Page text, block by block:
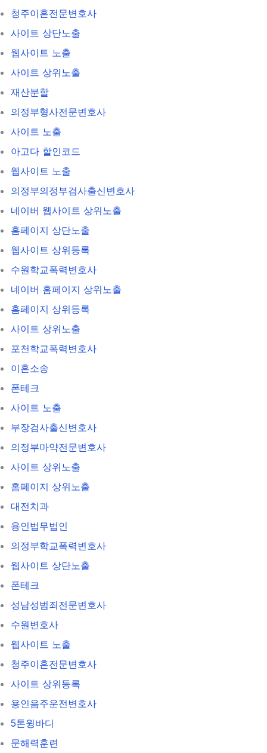
청주이혼전문변호사
사이트 상단노출
웹사이트 노출
사이트 상위노출
재산분할
의정부형사전문변호사
사이트 노출
아고다 할인코드
웹사이트 노출
의정부의정부검사출신변호사
네이버 웹사이트 상위노출
홈페이지 상단노출
웹사이트 상위등록
수원학교폭력변호사
네이버 홈페이지 상위노출
홈페이지 상위등록
사이트 상위노출
포천학교폭력변호사
이혼소송
폰테크
사이트 노출
부장검사출신변호사
의정부마약전문변호사
사이트 상위노출
홈페이지 상위노출
대전치과
용인법무법인
의정부학교폭력변호사
웹사이트 상단노출
폰테크
성남성범죄전문변호사
수원변호사
웹사이트 노출
청주이혼전문변호사
사이트 상위등록
용인음주운전변호사
5톤윙바디
문해력훈련